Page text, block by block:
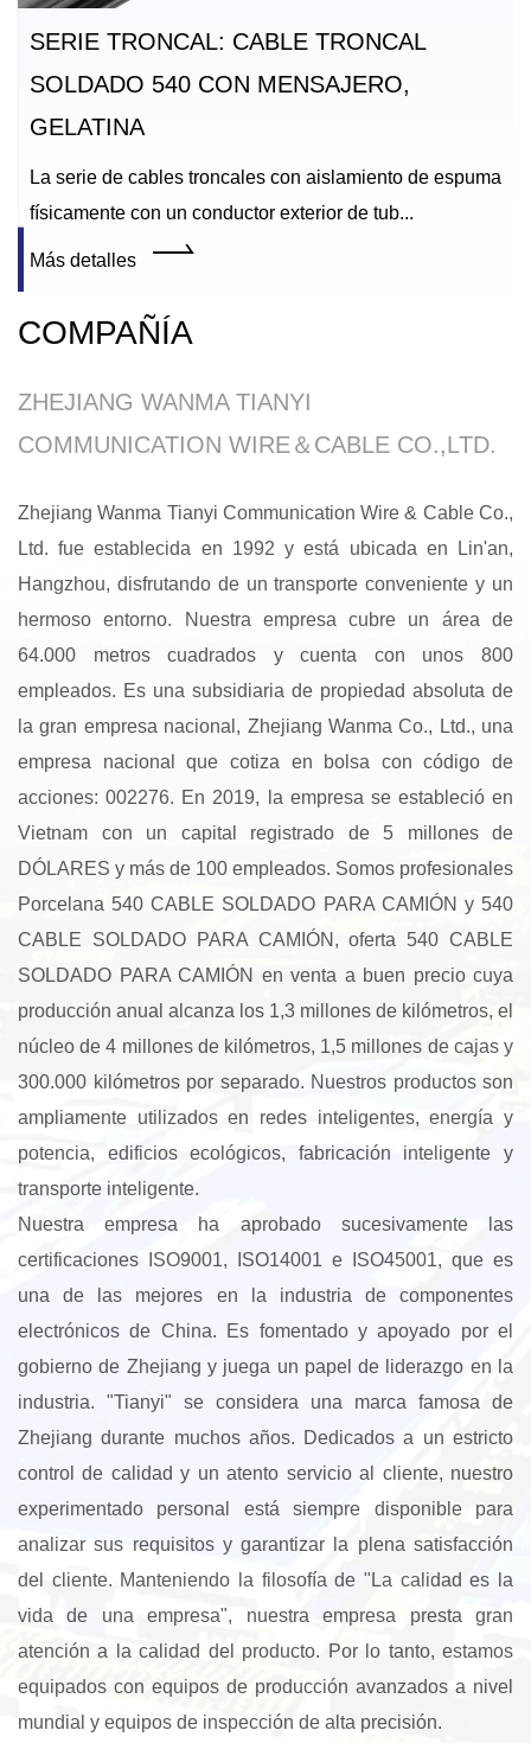
SERIE TRONCAL: CABLE TRONCAL
SOLDADO 540 CON MENSAJERO,
GELATINA
La serie de cables troncales con aislamiento de espuma
físicamente con un conductor exterior de tub...
Más detalles
COMPAÑÍA
ZHEJIANG WANMA TIANYI
COMMUNICATION WIRE＆CABLE CO.,LTD.
Zhejiang Wanma Tianyi Communication Wire & Cable Co.,
Ltd. fue establecida en 1992 y está ubicada en Lin'an,
Hangzhou, disfrutando de un transporte conveniente y un
hermoso entorno. Nuestra empresa cubre un área de
64.000 metros cuadrados y cuenta con unos 800
empleados. Es una subsidiaria de propiedad absoluta de
la gran empresa nacional, Zhejiang Wanma Co., Ltd., una
empresa nacional que cotiza en bolsa con código de
acciones: 002276. En 2019, la empresa se estableció en
Vietnam con un capital registrado de 5 millones de
DÓLARES y más de 100 empleados. Somos profesionales
Porcelana 540 CABLE SOLDADO PARA CAMIÓN y 540
CABLE SOLDADO PARA CAMIÓN , oferta 540 CABLE
SOLDADO PARA CAMIÓN en venta a buen precio cuya
producción anual alcanza los 1,3 millones de kilómetros, el
núcleo de 4 millones de kilómetros, 1,5 millones de cajas y
300.000 kilómetros por separado. Nuestros productos son
ampliamente utilizados en redes inteligentes, energía y
potencia, edificios ecológicos, fabricación inteligente y
transporte inteligente.
Nuestra empresa ha aprobado sucesivamente las
certificaciones ISO9001, ISO14001 e ISO45001, que es
una de las mejores en la industria de componentes
electrónicos de China. Es fomentado y apoyado por el
gobierno de Zhejiang y juega un papel de liderazgo en la
industria. "Tianyi" se considera una marca famosa de
Zhejiang durante muchos años. Dedicados a un estricto
control de calidad y un atento servicio al cliente, nuestro
experimentado personal está siempre disponible para
analizar sus requisitos y garantizar la plena satisfacción
del cliente. Manteniendo la filosofía de "La calidad es la
vida de una empresa", nuestra empresa presta gran
atención a la calidad del producto. Por lo tanto, estamos
equipados con equipos de producción avanzados a nivel
mundial y equipos de inspección de alta precisión.